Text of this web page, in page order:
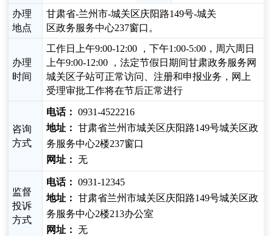
办理
地点
甘肃省-兰州市-城关区庆阳路149号-城关
区政务服务中心237窗口。
办理
时间
工作日上午9:00-12:00 ，下午1:00-5:00，周六周日
上午9:00-12:00 ，法定节假日期间甘肃政务服务网
城关区子站可正常访问、注册和申报业务，网上
受理审批工作将在节后正常进行
咨询
方式
电话： 0931-4522216
地址： 甘肃省兰州市城关区庆阳路149号城关区政
务服务中心2楼237窗口
网址： 无
监督
投诉
方式
电话： 0931-12345
地址： 甘肃省兰州市城关区庆阳路149号城关区政
务服务中心2楼213办公室
网址： 无